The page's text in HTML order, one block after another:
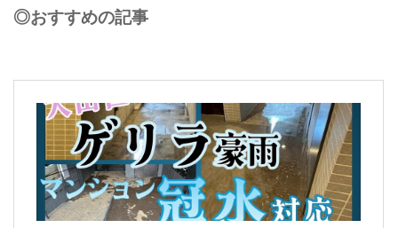
◎おすすめの記事